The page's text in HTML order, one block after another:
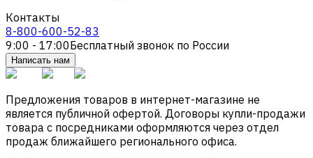
Контакты
8-800-600-52-83
9:00 - 17:00Бесплатный звонок по России
Написать нам
Предложения товаров в интернет-магазине не
является публичной офертой. Договоры купли-продажи
товара с посредниками оформляются через отдел
продаж ближайшего регионального офиса.